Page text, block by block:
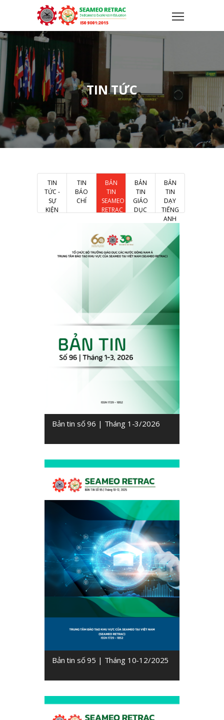
TIN TỨC
TIN
TỨC -
SỰ
KIỆN
TIN
BÁO
CHÍ
BẢN
TIN
SEAMEO
RETRAC
BẢN
TIN
GIÁO
DỤC
BẢN
TIN
DẠY
TIẾNG
ANH
Bản tin số 96 | Tháng 1-3/2026
Bản tin số 95 | Tháng 10-12/2025